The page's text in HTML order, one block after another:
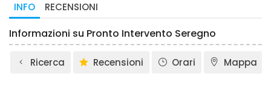
INFO RECENSIONI
Informazioni su Pronto Intervento Seregno
Ricerca Recensioni Orari Mappa